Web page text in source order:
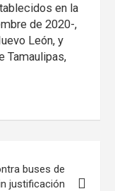
en la
de 2020-,
León, y
Tamaulipas,
buses de
justificación